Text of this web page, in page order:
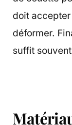
doit accepter
déformer.
suffit